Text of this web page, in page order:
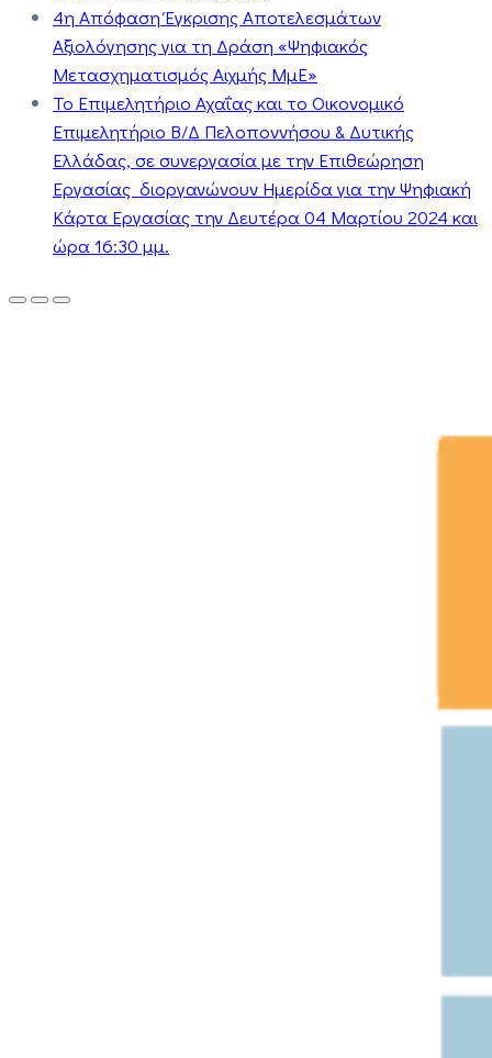
4η Απόφαση Έγκρισης Αποτελεσμάτων
Αξιολόγησης για τη Δράση «Ψηφιακός
Μετασχηματισμός Αιχμής ΜμΕ»
Το Επιμελητήριο Αχαΐας και το Οικονομικό
Επιμελητήριο Β/Δ Πελοποννήσου & Δυτικής
Ελλάδας, σε συνεργασία με την Επιθεώρηση
Εργασίας διοργανώνουν Ημερίδα για την Ψηφιακή
Κάρτα Εργασίας την Δευτέρα 04 Μαρτίου 2024 και
ώρα 16:30 μμ.